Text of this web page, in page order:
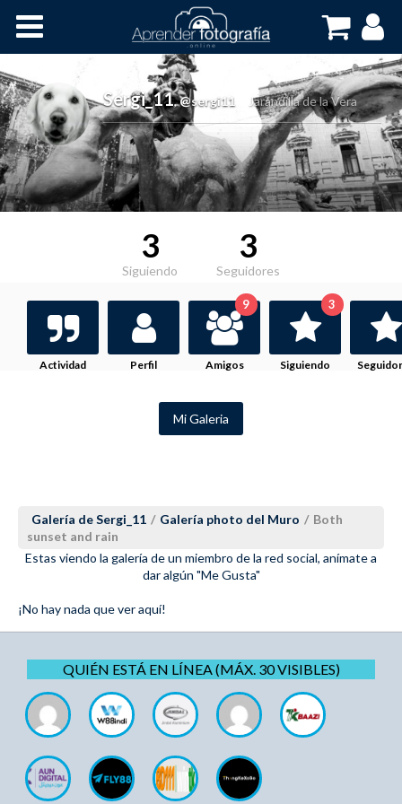
Cursos OnLine
Sergi_11,@sergi11 Jarandilla de la Vera
3
Siguiendo
3
Seguidores
Actividad Perfil Amigos
9
Siguiendo
3
Mi Galeria
Galería de Sergi_11 / Galería photo del Muro / Both
sunset and rain
Estas viendo la galería de un miembro de la red social, anímate a
dar algún "Me Gusta"
¡No hay nada que ver aquí!
QUIÉN ESTÁ EN LÍNEA (MÁX. 30 VISIBLES)